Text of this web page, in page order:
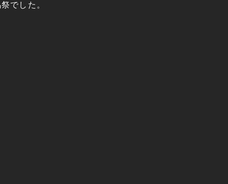
でした。